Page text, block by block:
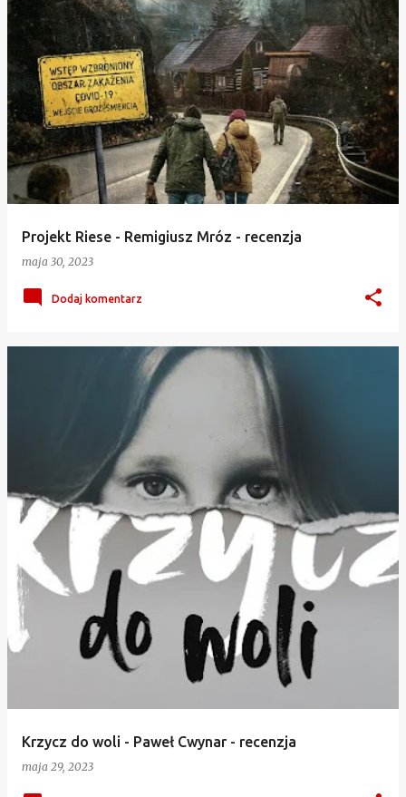
Projekt Riese - Remigiusz Mróz - recenzja
maja 30, 2023
Dodaj komentarz
Krzycz do woli - Paweł Cwynar - recenzja
maja 29, 2023